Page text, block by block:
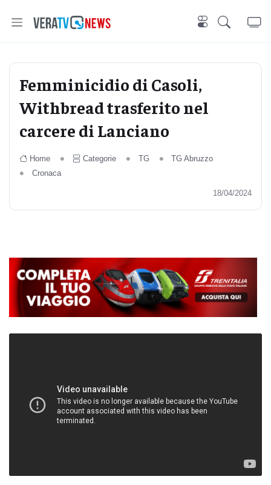
Femminicidio di Casoli,
Withbread trasferito nel
carcere di Lanciano
Home Categorie TG
TG Abruzzo
Cronaca
18/04/2024